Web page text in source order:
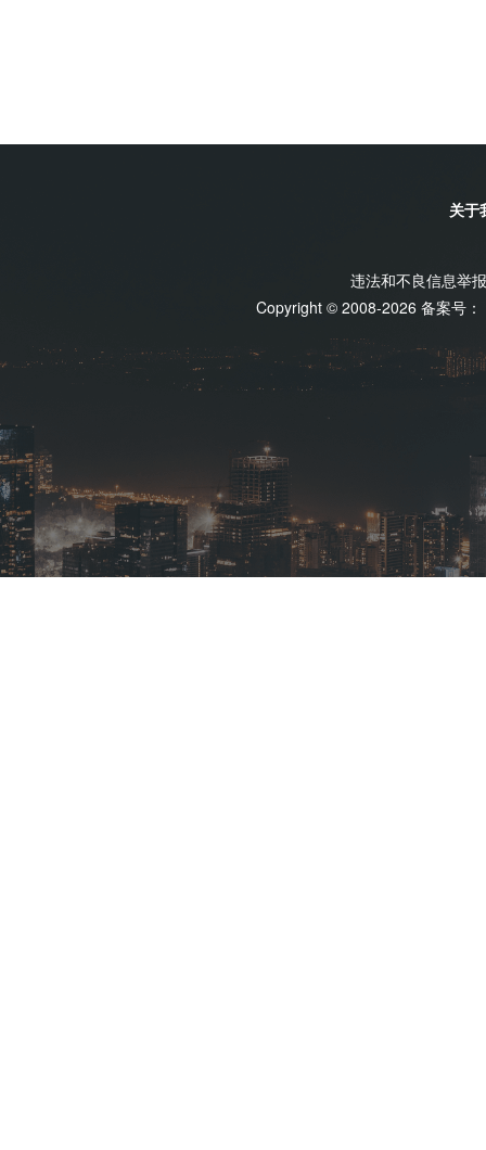
关于
违法和不良信息举
Copyright © 2008-2026 备案号：